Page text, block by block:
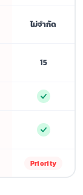
ไม่จำกัด
15
Priority